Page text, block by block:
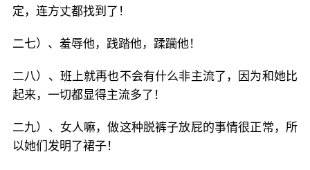
定，连方丈都找到了！
二七）、羞辱他，践踏他，蹂躏他！
二八）、班上就再也不会有什么非主流了，因为和她比
起来，一切都显得主流多了！
二九）、女人嘛，做这种脱裤子放屁的事情很正常，所
以她们发明了裙子！